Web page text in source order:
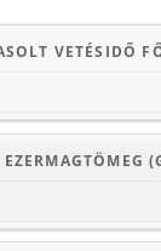
VETÉSIDŐ
EZERMAGTÖMEG